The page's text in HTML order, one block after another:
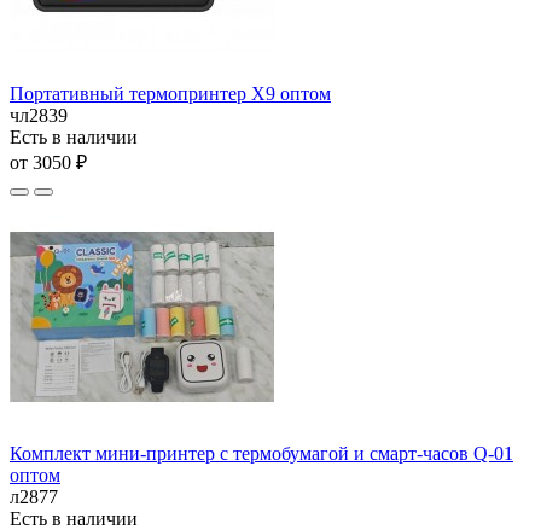
Портативный термопринтер X9 оптом
чл2839
Есть в наличии
от 3050 ₽
Комплект мини-принтер с термобумагой и смарт-часов Q-01
оптом
л2877
Есть в наличии